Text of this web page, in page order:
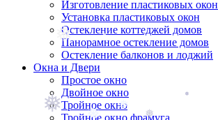
Изготовление пластиковых окон
Установка пластиковых окон
Остекление коттеджей домов
Панорамное остекление домов
Остекление балконов и лоджий
Окна и Двери
Простое окно
Двойное окно
Тройное окно
Тройное окно фрамуга
❅
❅